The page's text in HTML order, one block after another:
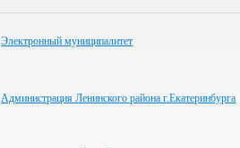
Электронный муниципалитет
Администрация Ленинского района г.Екатеринбурга